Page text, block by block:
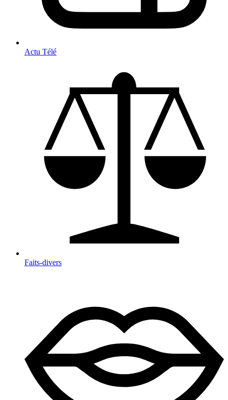
Actu Télé
Faits-divers